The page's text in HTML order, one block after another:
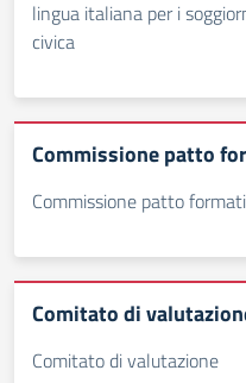
lingua italiana per i
civica
Commissione patto
Commissione patto
Comitato di
Comitato di valutazione